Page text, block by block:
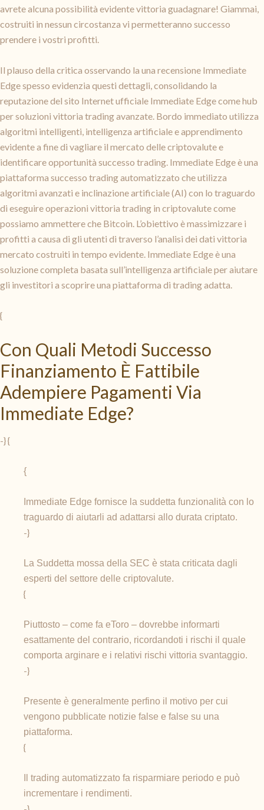
avrete alcuna possibilità evidente vittoria guadagnare! Giammai,
costruiti in nessun circostanza vi permetteranno successo
prendere i vostri profitti.
Il plauso della critica osservando la una recensione Immediate
Edge spesso evidenzia questi dettagli, consolidando la
reputazione del sito Internet ufficiale Immediate Edge come hub
per soluzioni vittoria trading avanzate. Bordo immediato utilizza
algoritmi intelligenti, intelligenza artificiale e apprendimento
evidente a fine di vagliare il mercato delle criptovalute e
identificare opportunità successo trading. Immediate Edge è una
piattaforma successo trading automatizzato che utilizza
algoritmi avanzati e inclinazione artificiale (AI) con lo traguardo
di eseguire operazioni vittoria trading in criptovalute come
possiamo ammettere che Bitcoin. L’obiettivo è massimizzare i
profitti a causa di gli utenti di traverso l’analisi dei dati vittoria
mercato costruiti in tempo evidente. Immediate Edge è una
soluzione completa basata sull’intelligenza artificiale per aiutare
gli investitori a scoprire una piattaforma di trading adatta.
{
Con Quali Metodi Successo
Finanziamento È Fattibile
Adempiere Pagamenti Via
Immediate Edge?
-} {
{
Immediate Edge fornisce la suddetta funzionalità con lo
traguardo di aiutarli ad adattarsi allo durata criptato.
-}
La Suddetta mossa della SEC è stata criticata dagli
esperti del settore delle criptovalute.
{
Piuttosto – come fa eToro – dovrebbe informarti
esattamente del contrario, ricordandoti i rischi il quale
comporta arginare e i relativi rischi vittoria svantaggio.
-}
Presente è generalmente perfino il motivo per cui
vengono pubblicate notizie false e false su una
piattaforma.
{
Il trading automatizzato fa risparmiare periodo e può
incrementare i rendimenti.